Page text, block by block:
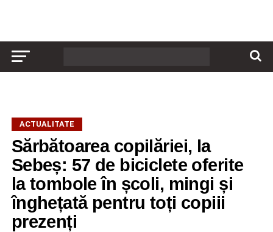
ACTUALITATE
Sărbătoarea copilăriei, la
Sebeș: 57 de biciclete oferite
la tombole în școli, mingi și
înghețată pentru toți copiii
prezenți